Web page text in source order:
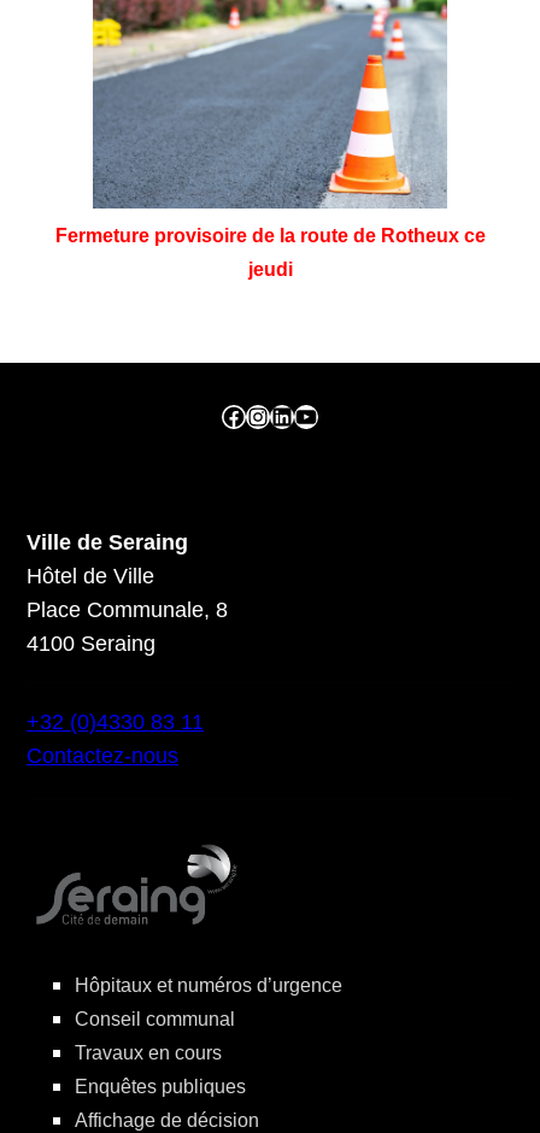
Fermeture provisoire de la route de Rotheux ce
jeudi
Facebook ville de seraing Instragram ville de seraing linkedin – ville de seraing YouTube
Ville de Seraing
Hôtel de Ville
Place Communale, 8
4100 Seraing
+32 (0)4330 83 11
Contactez-nous
Hôpitaux et numéros d’urgence
Conseil communal
Travaux en cours
Enquêtes publiques
Affichage de décision